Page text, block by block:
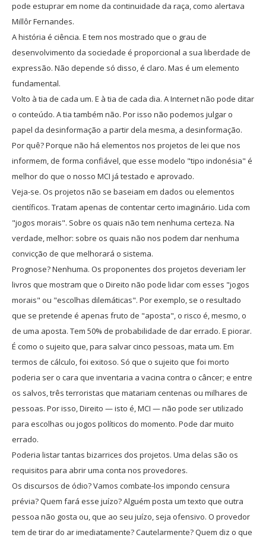
pode estuprar em nome da continuidade da raça, como alertava
Millôr Fernandes.
A história é ciência. E tem nos mostrado que o grau de
desenvolvimento da sociedade é proporcional a sua liberdade de
expressão. Não depende só disso, é claro. Mas é um elemento
fundamental.
Volto à tia de cada um. E à tia de cada dia. A Internet não pode ditar
o conteúdo. A tia também não. Por isso não podemos julgar o
papel da desinformação a partir dela mesma, a desinformação.
Por quê? Porque não há elementos nos projetos de lei que nos
informem, de forma confiável, que esse modelo "tipo indonésia" é
melhor do que o nosso MCI já testado e aprovado.
Veja-se. Os projetos não se baseiam em dados ou elementos
científicos. Tratam apenas de contentar certo imaginário. Lida com
"jogos morais". Sobre os quais não tem nenhuma certeza. Na
verdade, melhor: sobre os quais não nos podem dar nenhuma
convicção de que melhorará o sistema.
Prognose? Nenhuma. Os proponentes dos projetos deveriam ler
livros que mostram que o Direito não pode lidar com esses "jogos
morais" ou "escolhas dilemáticas". Por exemplo, se o resultado
que se pretende é apenas fruto de "aposta", o risco é, mesmo, o
de uma aposta. Tem 50% de probabilidade de dar errado. E piorar.
É como o sujeito que, para salvar cinco pessoas, mata um. Em
termos de cálculo, foi exitoso. Só que o sujeito que foi morto
poderia ser o cara que inventaria a vacina contra o câncer; e entre
os salvos, três terroristas que matariam centenas ou milhares de
pessoas. Por isso, Direito — isto é, MCI — não pode ser utilizado
para escolhas ou jogos políticos do momento. Pode dar muito
errado.
Poderia listar tantas bizarrices dos projetos. Uma delas são os
requisitos para abrir uma conta nos provedores.
Os discursos de ódio? Vamos combate-los impondo censura
prévia? Quem fará esse juízo? Alguém posta um texto que outra
pessoa não gosta ou, que ao seu juízo, seja ofensivo. O provedor
tem de tirar do ar imediatamente? Cautelarmente? Quem diz o que